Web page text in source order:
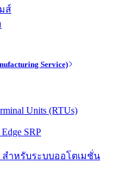
ส์
Service)
Units (RTUs)
SRP
ำหรับระบบออโตเมชั่น